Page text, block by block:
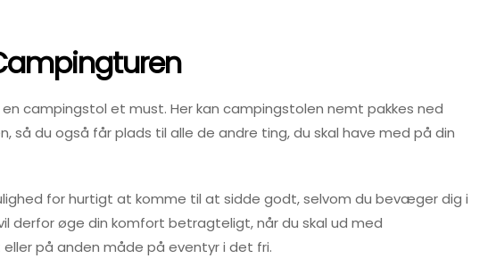
en campingstol et must. Her kan campingstolen nemt pakkes ned
så du også får plads til alle de andre ting, du skal have med på din
for hurtigt at komme til at sidde godt, selvom du bevæger dig i
derfor øge din komfort betragteligt, når du skal ud med
på anden måde på eventyr i det fri.